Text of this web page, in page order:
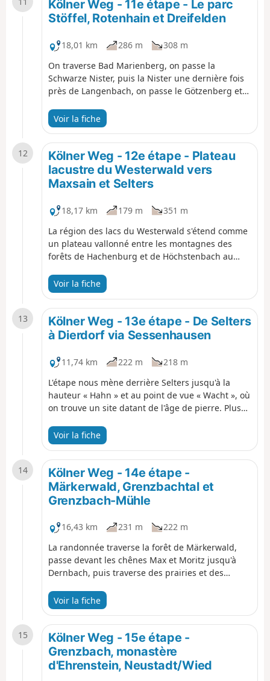
Marienberg et à la tour Hedwigsturm, qui offre
une vue magnifique. Peu après, on arrive à un
sentier géologique et, un peu plus loin, à
l'impressionnant parc de basalte.
Kölner Weg - 11e étape - Le parc
Stöffel, Rotenhain et Dreifelden
18,01 km 286 m
308 m
On traverse Bad Marienberg, on passe la
Schwarze Nister, puis la Nister une dernière fois
près de Langenbach, on passe le Götzenberg et
Püschen. Un peu à l'extérieur de Rotenhain, ça
vaut le coup de visiter le site archéologique de
l'Alte Burg. Ensuite, on passe devant le
Vierherrenstein et on traverse une grande forêt
jusqu'à Dreifelden.
Voir la fiche
12
Kölner Weg - 12e étape - Plateau
lacustre du Westerwald vers
Maxsain et Selters
18,17 km 179 m
351 m
La région des lacs du Westerwald s'étend comme
un plateau vallonné entre les montagnes des
forêts de Hachenburg et de Höchstenbach au
Weg fait presque tout le tour du Dreifelder
Weiher et traverse un paysage boisé jusqu'aux
lacs Haidenweiher, Brinkenweiher et Postweiher.
On continue jusqu'à Maxsain, on passe devant
une belle maison à colombages et on se dirige
Voir la fiche
13
Kölner Weg - 13e étape - De Selters
à Dierdorf via Sessenhausen
11,74 km 222 m
218 m
L'étape nous mène derrière Selters jusqu'à la
hauteur « Hahn » et au point de vue « Wacht », où
on trouve un site datant de l'âge de pierre. Plus
et on apprend pourquoi beaucoup d'habitants de
Sessenhausen étaient des « Landgänger »
(migrants saisonniers), on passe devant un
biotope au bord du Holzbach et on arrive à
Dierdorf à travers une magnifique forêt de
hêtres.
Voir la fiche
14
Kölner Weg - 14e étape -
Märkerwald, Grenzbachtal et
Grenzbach-Mühle
16,43 km 231 m
222 m
La randonnée traverse la forêt de Märkerwald,
passe devant les chênes Max et Moritz jusqu'à
Dernbach, puis traverse des prairies et des
église qui rappelle la chapelle palatine d'Aix-la-
Chapelle. Après Urbach, une belle forêt de hêtres
nous accueille. On arrive à Linkenbach, dont la
rue principale porte le nom du chemin qui
traverse le village : le Kölner Weg. En passant par
la vallée du Linkenbach, on arrive dans la vallée
du Grenzbach et au moulin du Grenzbach.
Voir la fiche
15
Kölner Weg - 15e étape -
Grenzbach, monastère
d'Ehrenstein, Neustadt/Wied